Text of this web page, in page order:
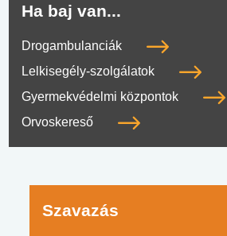
Ha baj van...
Drogambulanciák
Lelkisegély-szolgálatok
Gyermekvédelmi központok
Orvoskereső
Szavazás